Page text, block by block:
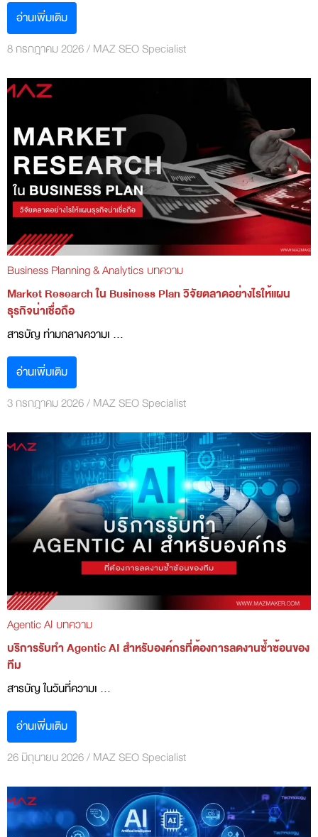
อ่านเพิ่มเติม
8 กรกฎาคม 2026/MAZ SEO Specialist
Business Planning & Analytics บทความ
Market Research ใน Business Plan วิจัยตลาดอย่างไรให้แผน
ธุรกิจน่าเชื่อถือ
สารบัญ ท่ามกลางความเ ...
อ่านเพิ่มเติม
3 กรกฎาคม 2026/MAZ SEO Specialist
Agentic AI บทความ
บริการรับทำ Agentic AI สำหรับองค์กรที่ต้องการลดงานซ้ำซ้อนของ
ทีม
สารบัญ ในวันที่ความเ ...
อ่านเพิ่มเติม
26 มิถุนายน 2026/MAZ SEO Specialist